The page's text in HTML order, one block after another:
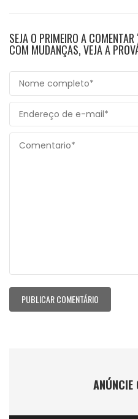
SEJA O PRIMEIRO A
COM MUDANÇAS, VEJA A
ANÚNCIE